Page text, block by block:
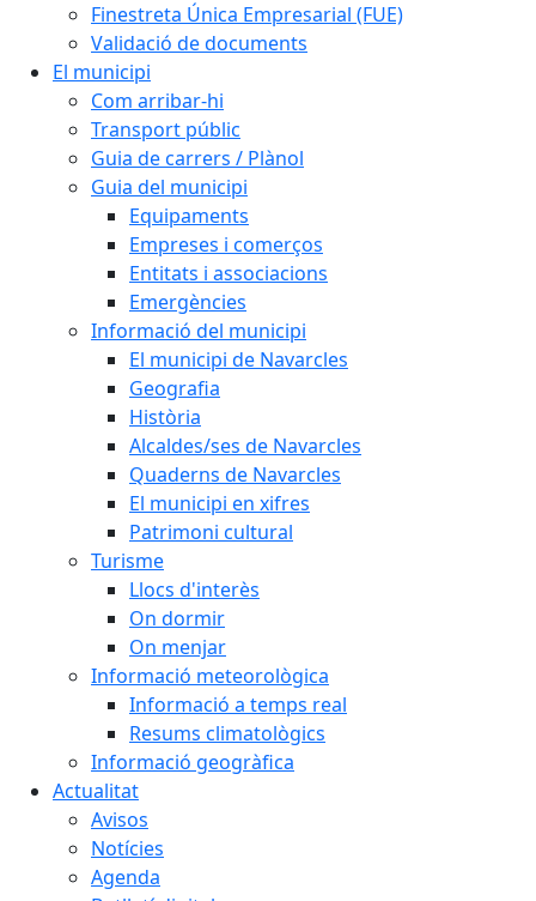
Finestreta Única Empresarial (FUE)
Validació de documents
El municipi
Com arribar-hi
Transport públic
Guia de carrers / Plànol
Guia del municipi
Equipaments
Empreses i comerços
Entitats i associacions
Emergències
Informació del municipi
El municipi de Navarcles
Geografia
Història
Alcaldes/ses de Navarcles
Quaderns de Navarcles
El municipi en xifres
Patrimoni cultural
Turisme
Llocs d'interès
On dormir
On menjar
Informació meteorològica
Informació a temps real
Resums climatològics
Informació geogràfica
Actualitat
Avisos
Notícies
Agenda